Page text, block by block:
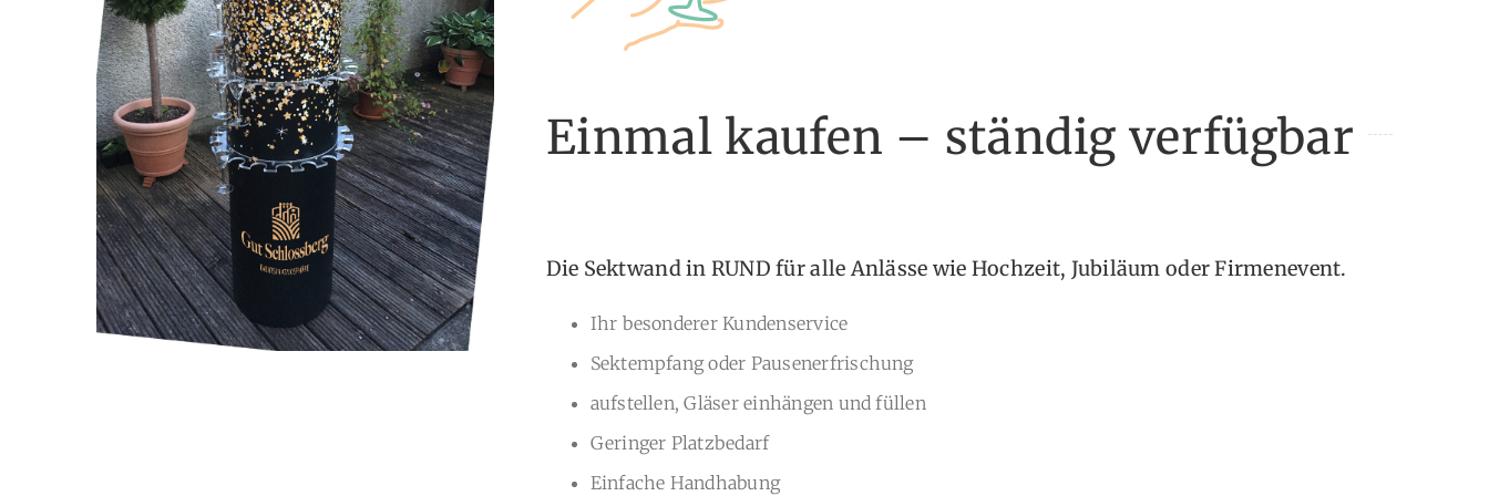
Einmal kaufen – ständig verfügbar
Die Sektwand in RUND für alle Anlässe wie Hochzeit, Jubiläum oder Firmenevent.
Ihr besonderer Kundenservice
Sektempfang oder Pausenerfrischung
aufstellen, Gläser einhängen und füllen
Geringer Platzbedarf
Einfache Handhabung